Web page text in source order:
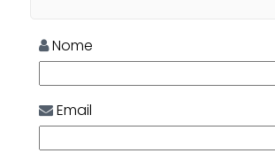
Nome
Email